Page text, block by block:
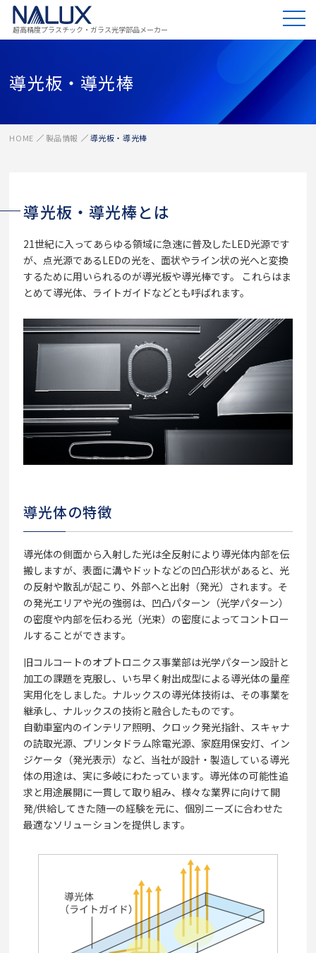
超高精度プラスチック・ガラス光学部品メーカー
導光板・導光棒
HOME 製品情報 導光板・導光棒
導光板・導光棒とは
21世紀に入ってあらゆる領域に急速に普及したLED光源です
が、点光源であるLEDの光を、面状やライン状の光へと変換
するために用いられるのが導光板や導光棒です。 これらはま
とめて導光体、ライトガイドなどとも呼ばれます。
導光体の特徴
導光体の側面から入射した光は全反射により導光体内部を伝
搬しますが、表面に溝やドットなどの凹凸形状があると、光
の反射や散乱が起こり、外部へと出射（発光）されます。そ
の発光エリアや光の強弱は、凹凸パターン（光学パターン）
の密度や内部を伝わる光（光束）の密度によってコントロー
ルすることができます。
旧コルコートのオプトロニクス事業部は光学パターン設計と
加工の課題を克服し、いち早く射出成型による導光体の量産
実用化をしました。ナルックスの導光体技術は、その事業を
継承し、ナルックスの技術と融合したものです。
自動車室内のインテリア照明、クロック発光指針、スキャナ
の読取光源、プリンタドラム除電光源、家庭用保安灯、イン
ジケータ（発光表示）など、当社が設計・製造している導光
体の用途は、実に多岐にわたっています。導光体の可能性追
求と用途展開に一貫して取り組み、様々な業界に向けて開
発/供給してきた随一の経験を元に、個別ニーズに合わせた
最適なソリューションを提供します。